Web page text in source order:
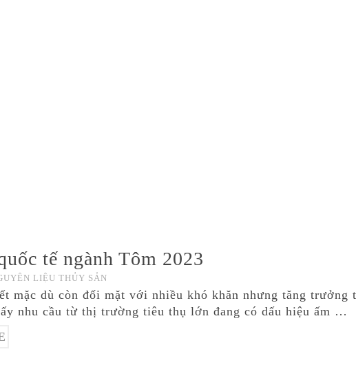
tế ngành Tôm 2023
LIỆU THỦY SẢN
mặc dù còn đối mặt với nhiều khó khăn nhưng tăng
nhu cầu từ thị trường tiêu thụ lớn đang có dấu hiệu ấm …